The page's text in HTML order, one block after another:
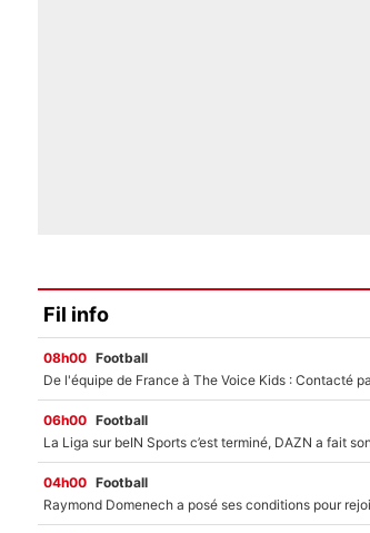
Fil info
08h00 Football
06h00 Football
04h00 Football